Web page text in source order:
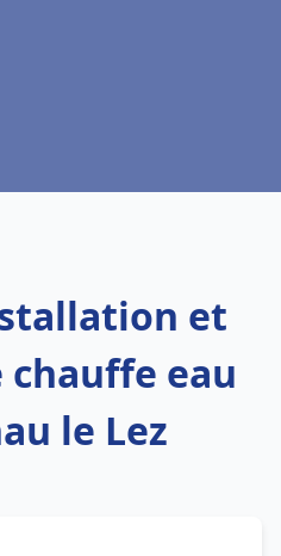
et
chauffe eau
le Lez